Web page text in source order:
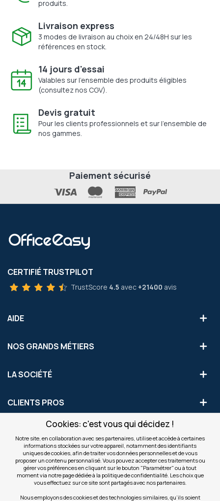
Cookies: c'est vous qui décidez !
Notre site, en collaboration avec ses partenaires, utilise et accède à certaines
informations stockées sur votre appareil, notamment des identifiants
uniques de cookies, afin de traiter vos données personnelles et de vous
proposer un contenu personnalisé. Vous pouvez accepter ces traitements ou
gérer vos préférences en cliquant sur le bouton "Paramétrer" ou à tout
moment via notre page dédiée à la politique de confidentialité. Les choix que
vous effectuez sur ce site sont partagés avec nos partenaires.
Nous employons des cookies et des technologies similaires, qu’ils soient
produits.
Livraison express
3 modes de livraison au choix en 24/48H sur les
références en stock.
14 jours d'essai
Valables sur l'ensemble des produits éligibles
(consultez nos CGV).
Devis gratuit
Pour les clients professionnels et sur l'ensemble de
nos gammes.
Paiement sécurisé
CERTIFIÉ TRUSTPILOT
TrustScore 4.5 avec +21400 avis
AIDE
NOS GRANDS MÉTIERS
LA SOCIÉTÉ
CLIENTS PROS
S'INSCRIRE AUX OFFRES COMMERCIALES
Inscription
notre
newsletter
Valider